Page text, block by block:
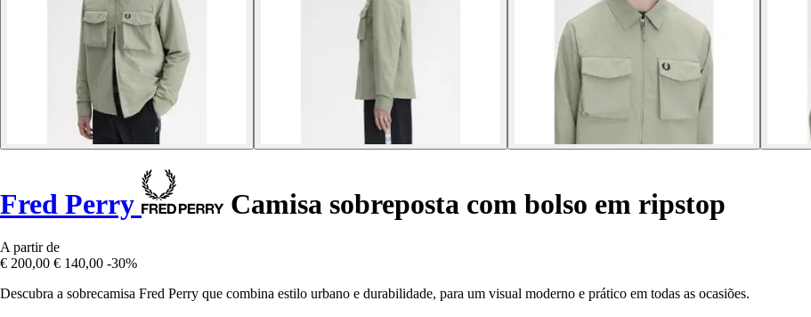
Fred Perry Camisa sobreposta com bolso em ripstop
A partir de
€ 200,00 € 140,00 -30%
Descubra a sobrecamisa Fred Perry que combina estilo urbano e durabilidade, para um visual moderno e prático em todas as ocasiões.